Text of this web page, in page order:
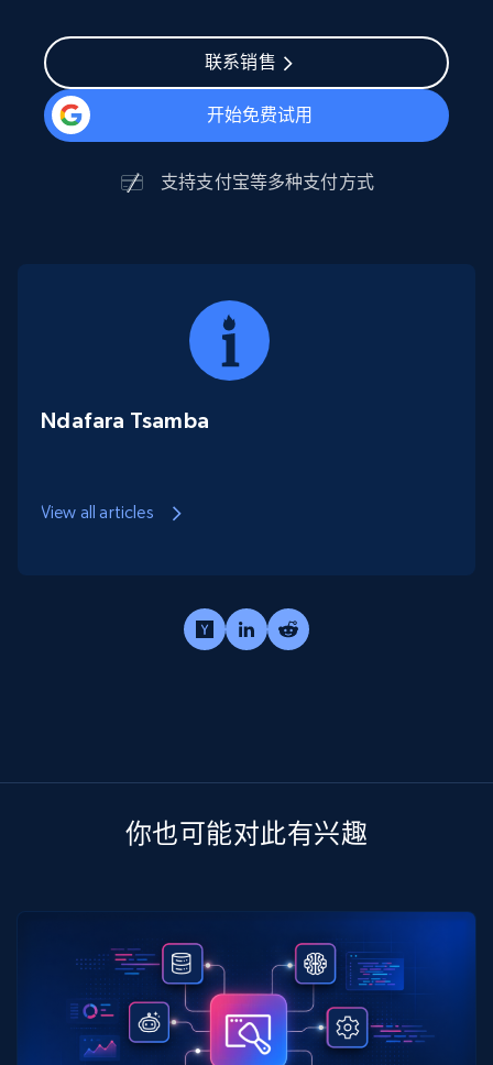
联系销售
开始免费试用
支持支付宝等多种支付方式
Ndafara Tsamba
View all articles
你也可能对此有兴趣